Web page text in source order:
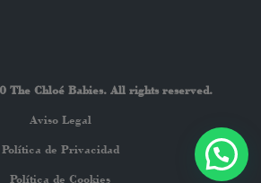
The Chloé Babies. All rights reserved.
Aviso Legal
Política de Privacidad
Política de Cookies
¿Necesitas ayuda?